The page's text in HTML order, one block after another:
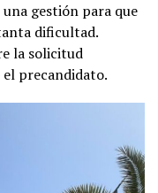
gestión para que
dificultad.
la solicitud
el precandidato.